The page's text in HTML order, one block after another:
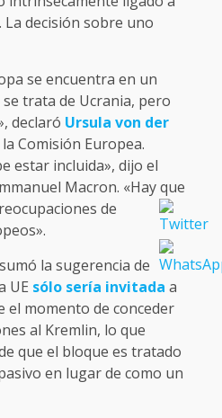
La decisión sobre uno
se encuentra en un
trata de Ucrania, pero
declaró Ursula von der
Comisión Europea.
estar incluida», dijo el
Macron. «Hay que
de
la sugerencia de
UE sólo sería invitada a
el momento de conceder
al Kremlin, lo que
que el bloque es tratado
en lugar de como un